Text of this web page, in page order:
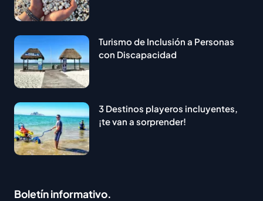
Turismo de Inclusión a Personas
con Discapacidad
3 Destinos playeros incluyentes,
¡te van a sorprender!
Boletín informativo.